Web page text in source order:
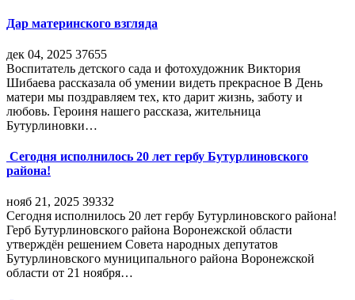
Дар материнского взгляда
дек 04, 2025 37655
Воспитатель детского сада и фотохудожник Виктория
Шибаева рассказала об умении видеть прекрасное В День
матери мы поздравляем тех, кто дарит жизнь, заботу и
любовь. Героиня нашего рассказа, жительница
Бутурлиновки…
Сегодня исполнилось 20 лет гербу Бутурлиновского
района!
нояб 21, 2025 39332
Сегодня исполнилось 20 лет гербу Бутурлиновского района!
Герб Бутурлиновского района Воронежской области
утверждён решением Совета народных депутатов
Бутурлиновского муниципального района Воронежской
области от 21 ноября…